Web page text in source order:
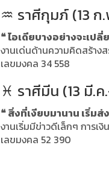
♒ ราศีกุมภ์ (13 ก
❝ ไอเดียบางอย่างจะเป
งานเด่นด้านความคิดสร้าง
เลขมงคล 34 558
♓ ราศีมีน (13 มี.ค
❝ สิ่งที่เงียบมานาน เริ่
งานเริ่มมีข่าวดีเล็กๆ การเ
เลขมงคล 52 390